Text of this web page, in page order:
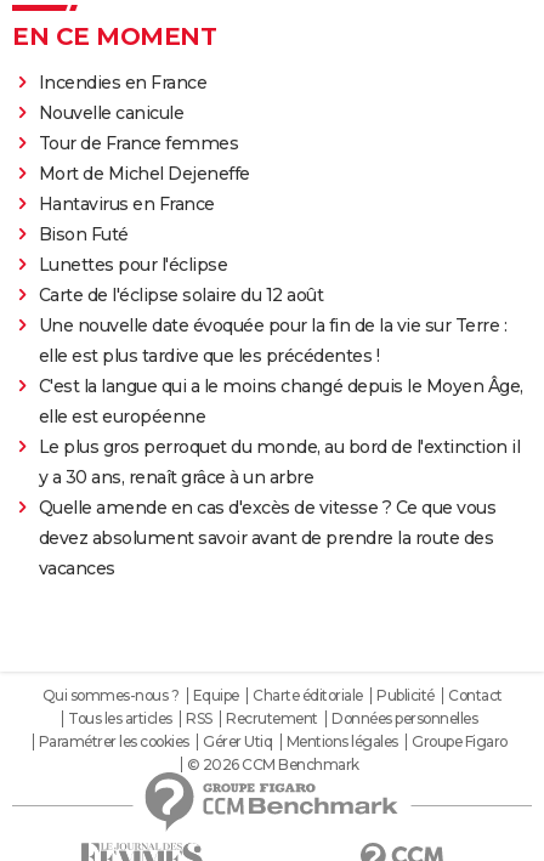
EN CE MOMENT
Incendies en France
Nouvelle canicule
Tour de France femmes
Mort de Michel Dejeneffe
Hantavirus en France
Bison Futé
Lunettes pour l'éclipse
Carte de l'éclipse solaire du 12 août
Une nouvelle date évoquée pour la fin de la vie sur Terre :
elle est plus tardive que les précédentes !
C'est la langue qui a le moins changé depuis le Moyen Âge,
elle est européenne
Le plus gros perroquet du monde, au bord de l'extinction il
y a 30 ans, renaît grâce à un arbre
Quelle amende en cas d'excès de vitesse ? Ce que vous
devez absolument savoir avant de prendre la route des
vacances
Qui sommes-nous ? Equipe Charte éditoriale Publicité
Contact
Tous les articles
RSS Recrutement
Données personnelles
Paramétrer les cookies
Gérer Utiq Mentions légales
Groupe Figaro
© 2026 CCM Benchmark